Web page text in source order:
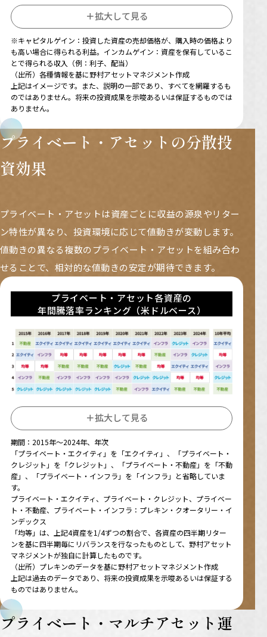
拡大して見る
※キャピタルゲイン：投資した資産の売却価格が、購入時の価格より
も高い場合に得られる利益。インカムゲイン：資産を保有しているこ
とで得られる収入（例：利子、配当）
（出所）各種情報を基に野村アセットマネジメント作成
上記はイメージです。また、説明の一部であり、すべてを網羅するも
のではありません。将来の投資成果を示唆あるいは保証するものでは
ありません。
プライベート・アセットの分散投
資効果
プライベート・アセットは資産ごとに収益の源泉やリター
ン特性が異なり、投資環境に応じて値動きが変動します。
値動きの異なる複数のプライベート・アセットを組み合わ
せることで、相対的な値動きの安定が期待できます。
プライベート・アセット各資産の
年間騰落率ランキング（米ドルベース）
拡大して見る
期間：2015年～2024年、年次
「プライベート・エクイティ」を「エクイティ」、「プライベート・
クレジット」を「クレジット」、「プライベート・不動産」を「不動
産」、「プライベート・インフラ」を「インフラ」と省略していま
す。
プライベート・エクイティ、プライベート・クレジット、プライベー
ト・不動産、プライベート・インフラ：プレキン・クオータリー・イ
ンデックス
「均等」は、上記4資産を1/4ずつの割合で、各資産の四半期リター
ンを基に四半期毎にリバランスを行なったものとして、野村アセット
マネジメントが独自に計算したものです。
（出所）プレキンのデータを基に野村アセットマネジメント作成
上記は過去のデータであり、将来の投資成果を示唆あるいは保証する
ものではありません。
プライベート・マルチアセット運